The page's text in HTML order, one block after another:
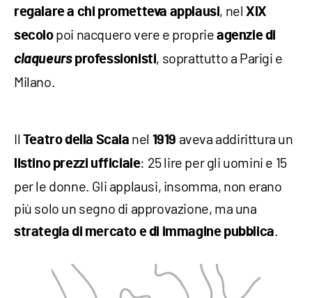
regalare a chi prometteva applausi, nelXIX
secolopoi nacquero vere e proprie agenzie di
claqueursprofessionisti, soprattutto a Parigi e
Milano.
Il Teatro della Scala nel 1919 aveva addirittura un
listino prezzi ufficiale: 25 lire per gli uomini e 15
per le donne. Gli applausi, insomma, non erano
più solo un segno di approvazione, ma una
strategia di mercato e di immagine pubblica.